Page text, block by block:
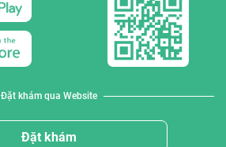
Đặt khám qua Website
Đặt khám